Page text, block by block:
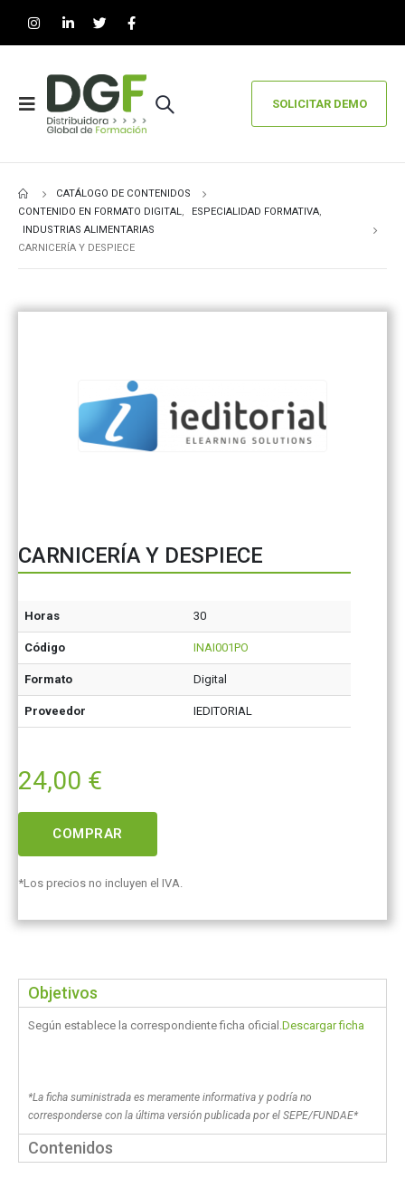
SOLICITAR DEMO
CATÁLOGO DE CONTENIDOS
CONTENIDO EN FORMATO DIGITAL, ESPECIALIDAD FORMATIVA,
INDUSTRIAS ALIMENTARIAS
CARNICERÍA Y DESPIECE
CARNICERÍA Y DESPIECE
Horas 30
Código INAI001PO
Formato Digital
Proveedor IEDITORIAL
24,00 €
COMPRAR
*Los precios no incluyen el IVA.
Objetivos
Según establece la correspondiente ficha oficial.Descargar ficha
*La ficha suministrada es meramente informativa y podría no
corresponderse con la última versión publicada por el SEPE/FUNDAE*
Contenidos